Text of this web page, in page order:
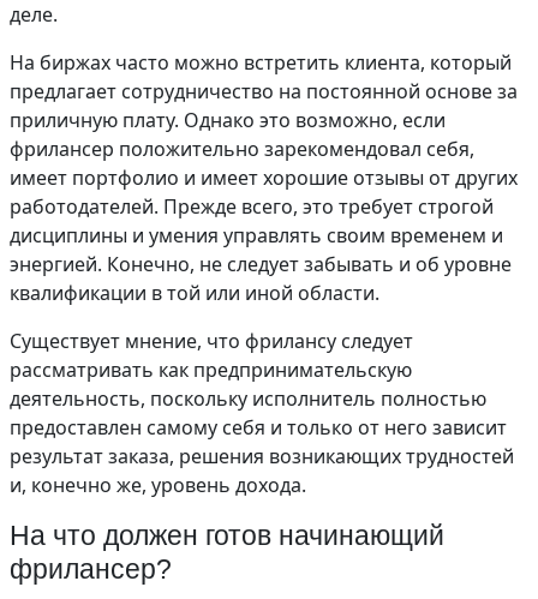
деле.
На биржах часто можно встретить клиента, который
предлагает сотрудничество на постоянной основе за
приличную плату. Однако это возможно, если
фрилансер положительно зарекомендовал себя,
имеет портфолио и имеет хорошие отзывы от других
работодателей. Прежде всего, это требует строгой
дисциплины и умения управлять своим временем и
энергией. Конечно, не следует забывать и об уровне
квалификации в той или иной области.
Существует мнение, что фрилансу следует
рассматривать как предпринимательскую
деятельность, поскольку исполнитель полностью
предоставлен самому себя и только от него зависит
результат заказа, решения возникающих трудностей
и, конечно же, уровень дохода.
На что должен готов начинающий
фрилансер?